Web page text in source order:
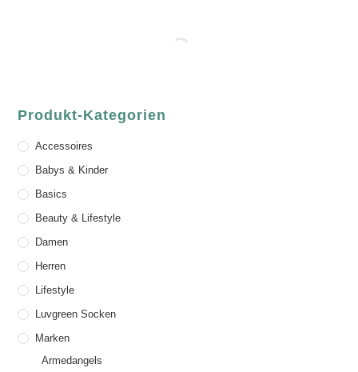
Produkt-Kategorien
Accessoires
Babys & Kinder
Basics
Beauty & Lifestyle
Damen
Herren
Lifestyle
Luvgreen Socken
Marken
Armedangels